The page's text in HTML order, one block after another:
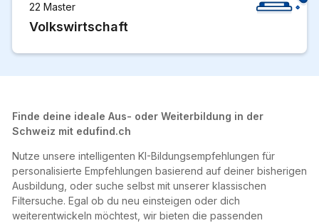
22 Master
Volkswirtschaft
Finde deine ideale Aus- oder Weiterbildung in der
Schweiz mit edufind.ch
Nutze unsere intelligenten KI-Bildungsempfehlungen für
personalisierte Empfehlungen basierend auf deiner bisherigen
Ausbildung, oder suche selbst mit unserer klassischen
Filtersuche. Egal ob du neu einsteigen oder dich
weiterentwickeln möchtest, wir bieten die passenden